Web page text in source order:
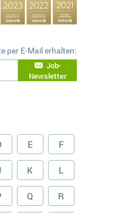
per E-Mail erhalten:
Job-
Newsletter
E F
K L
Q R